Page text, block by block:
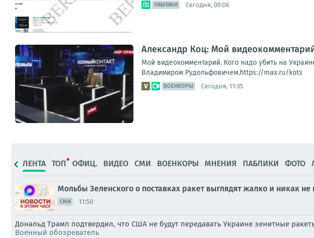
ПАБЛИКИ Сегодня, 09:06
Александр Коц: Мой
Мой видеокомментарий. Кого надо убить на
Владимиром Рудольфовичем.https://max.ru/kots
ВОЕНКОРЫ Сегодня, 11:35
ЛЕНТА ТОП ОФИЦ. ВИДЕО СМИ ВОЕНКОРЫ МНЕНИЯ ПАБЛИКИ ФОТО
Мольбы Зеленского о поставках ракет выглядят жалко и никак
СМИ 11:50
Дональд Трамп подтвердил, что США не будут передавать Украине зенитные
Военный обозреватель